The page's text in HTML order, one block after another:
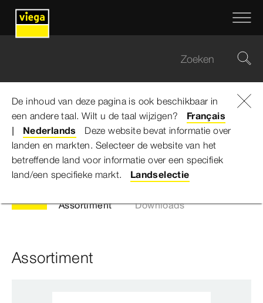
De inhoud van deze pagina is ook beschikbaar in
een andere taal. Wilt u de taal wijzigen?
Français
Nederlands
Deze website bevat informatie over
landen en markten. Selecteer de website van het
betreffende land voor informatie over een specifiek
land/een specifieke markt.
Landselectie
Viega Belgium ... Rotaplex
Rotaplex
Assortiment Downloads
Assortiment